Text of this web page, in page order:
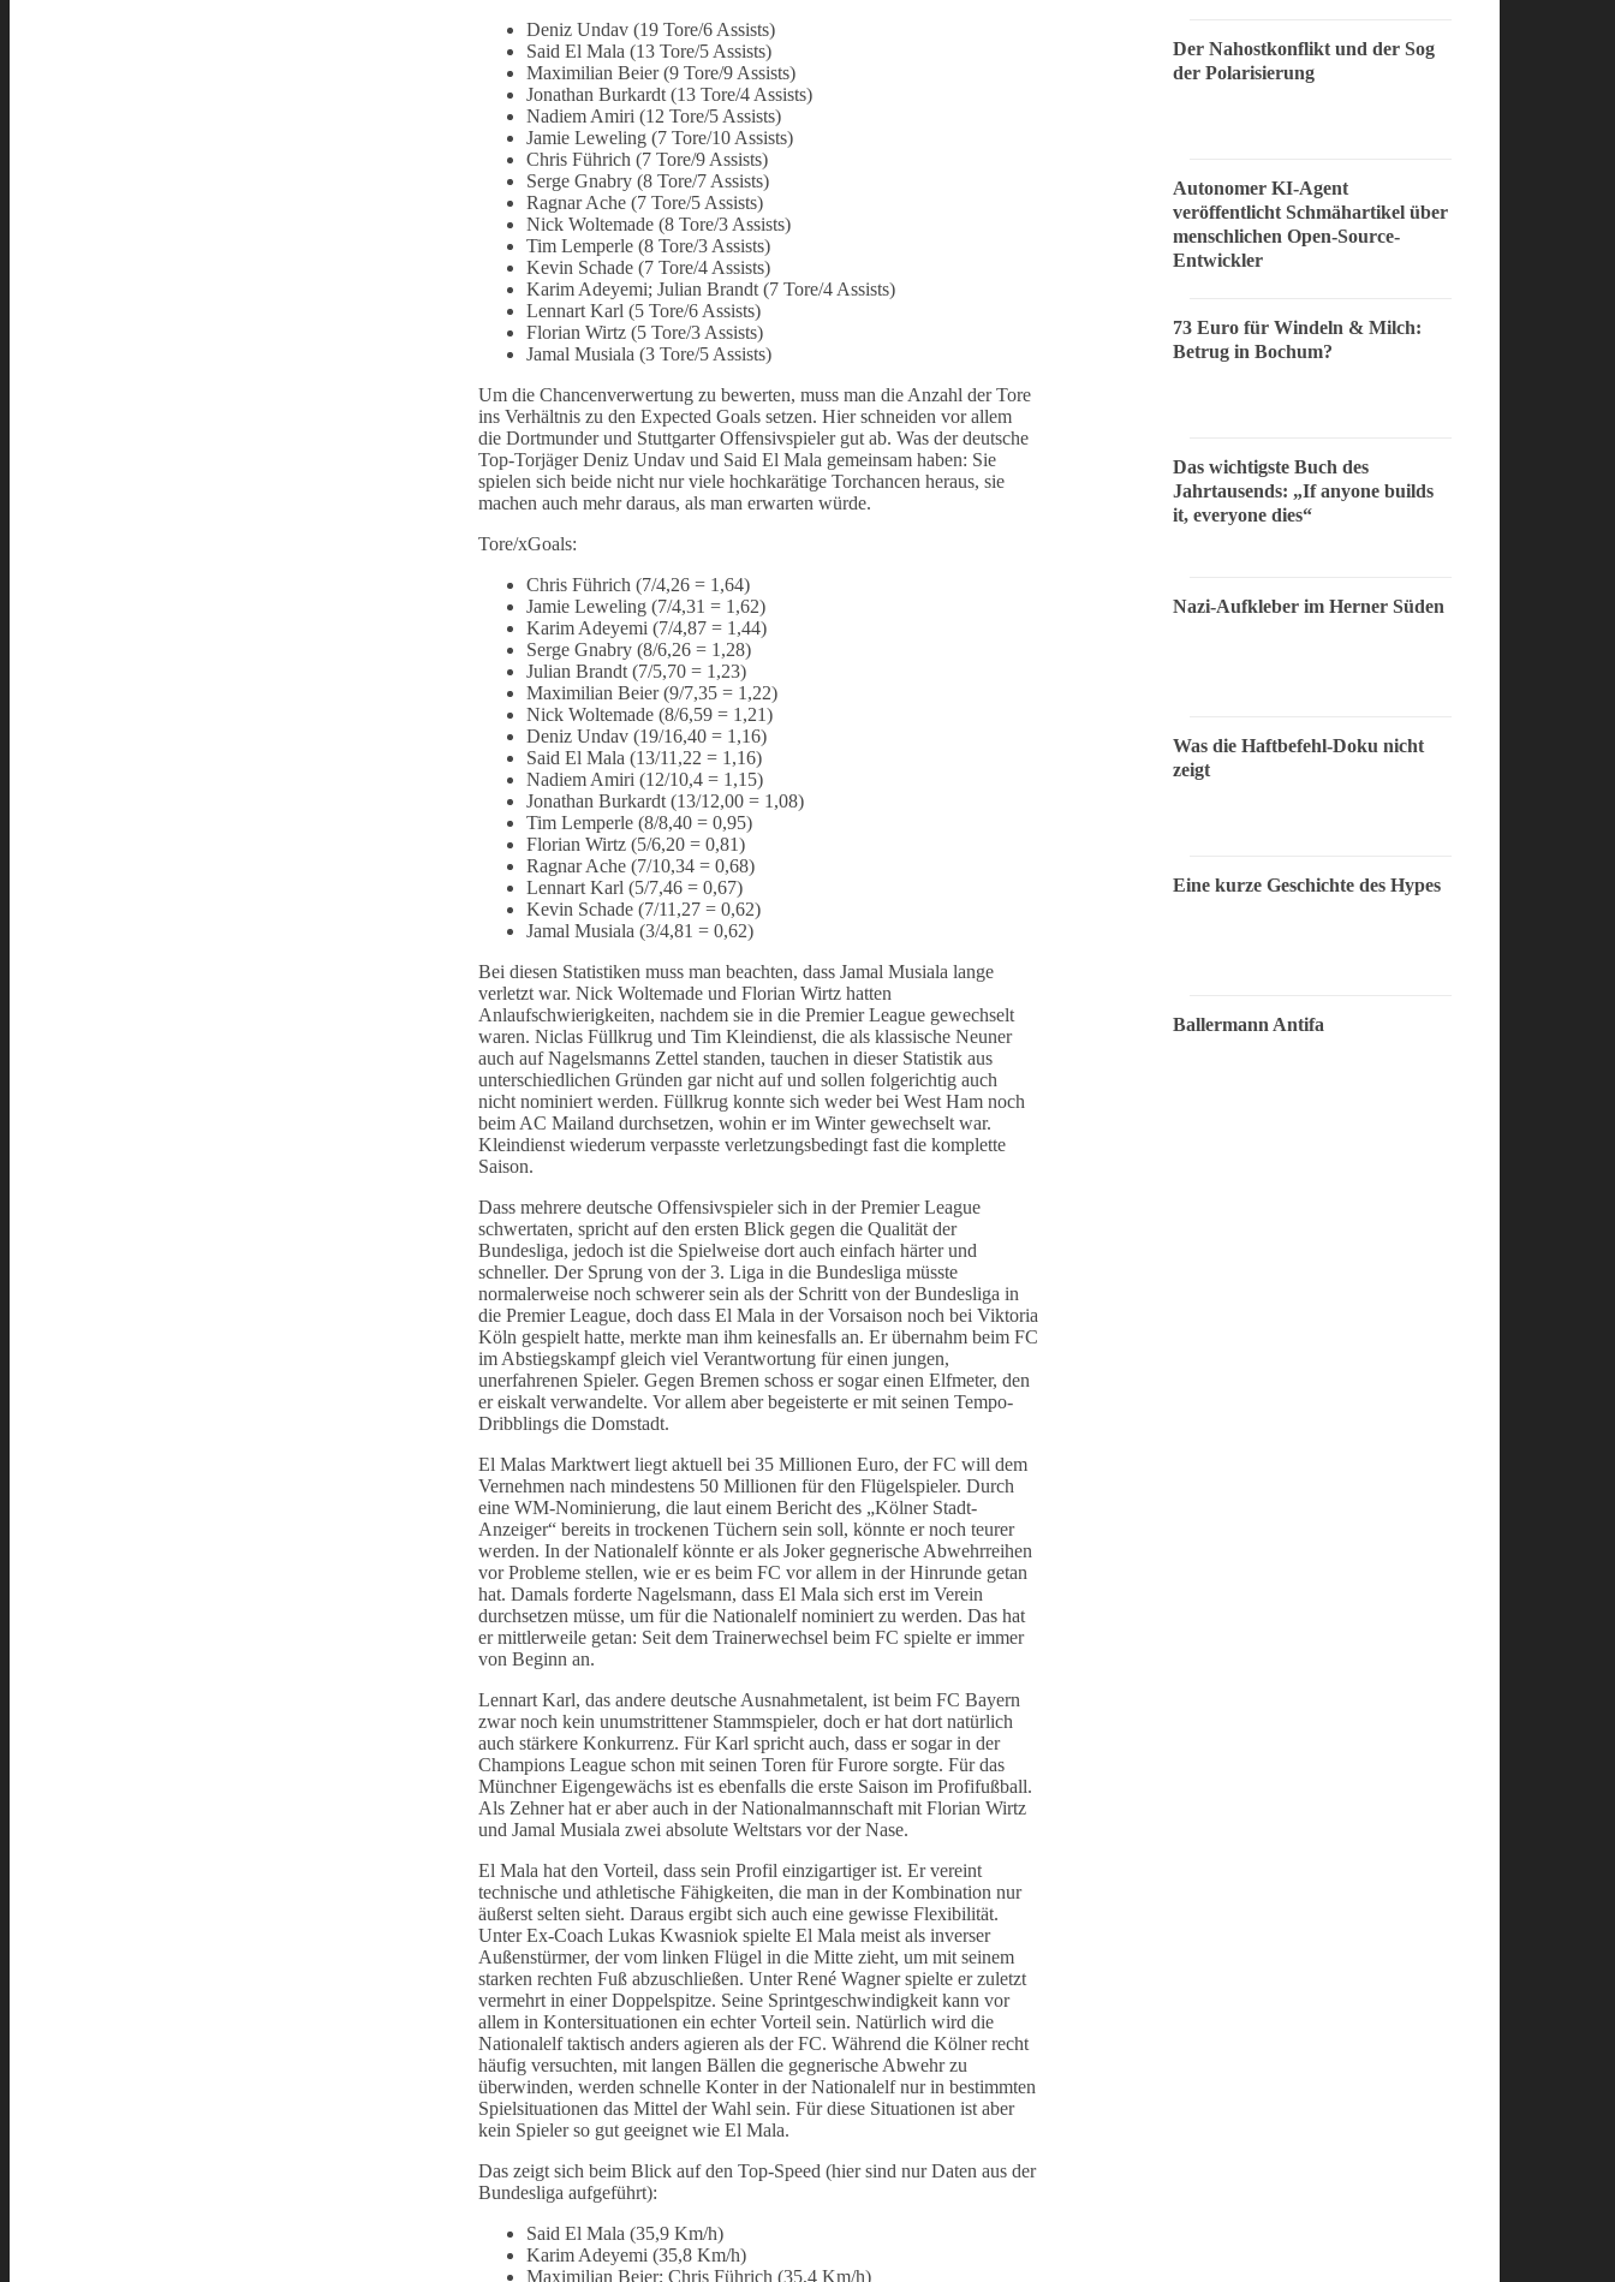
Deniz Undav (19 Tore/6 Assists)
Said El Mala (13 Tore/5 Assists)
Maximilian Beier (9 Tore/9 Assists)
Jonathan Burkardt (13 Tore/4 Assists)
Nadiem Amiri (12 Tore/5 Assists)
Jamie Leweling (7 Tore/10 Assists)
Chris Führich (7 Tore/9 Assists)
Serge Gnabry (8 Tore/7 Assists)
Ragnar Ache (7 Tore/5 Assists)
Nick Woltemade (8 Tore/3 Assists)
Tim Lemperle (8 Tore/3 Assists)
Kevin Schade (7 Tore/4 Assists)
Karim Adeyemi; Julian Brandt (7 Tore/4 Assists)
Lennart Karl (5 Tore/6 Assists)
Florian Wirtz (5 Tore/3 Assists)
Jamal Musiala (3 Tore/5 Assists)
Um die Chancenverwertung zu bewerten, muss man die Anzahl der Tore
ins Verhältnis zu den Expected Goals setzen. Hier schneiden vor allem
die Dortmunder und Stuttgarter Offensivspieler gut ab. Was der deutsche
Top-Torjäger Deniz Undav und Said El Mala gemeinsam haben: Sie
spielen sich beide nicht nur viele hochkarätige Torchancen heraus, sie
machen auch mehr daraus, als man erwarten würde.
Tore/xGoals:
Chris Führich (7/4,26 = 1,64)
Jamie Leweling (7/4,31 = 1,62)
Karim Adeyemi (7/4,87 = 1,44)
Serge Gnabry (8/6,26 = 1,28)
Julian Brandt (7/5,70 = 1,23)
Maximilian Beier (9/7,35 = 1,22)
Nick Woltemade (8/6,59 = 1,21)
Deniz Undav (19/16,40 = 1,16)
Said El Mala (13/11,22 = 1,16)
Nadiem Amiri (12/10,4 = 1,15)
Jonathan Burkardt (13/12,00 = 1,08)
Tim Lemperle (8/8,40 = 0,95)
Florian Wirtz (5/6,20 = 0,81)
Ragnar Ache (7/10,34 = 0,68)
Lennart Karl (5/7,46 = 0,67)
Kevin Schade (7/11,27 = 0,62)
Jamal Musiala (3/4,81 = 0,62)
Bei diesen Statistiken muss man beachten, dass Jamal Musiala lange
verletzt war. Nick Woltemade und Florian Wirtz hatten
Anlaufschwierigkeiten, nachdem sie in die Premier League gewechselt
waren. Niclas Füllkrug und Tim Kleindienst, die als klassische Neuner
auch auf Nagelsmanns Zettel standen, tauchen in dieser Statistik aus
unterschiedlichen Gründen gar nicht auf und sollen folgerichtig auch
nicht nominiert werden. Füllkrug konnte sich weder bei West Ham noch
beim AC Mailand durchsetzen, wohin er im Winter gewechselt war.
Kleindienst wiederum verpasste verletzungsbedingt fast die komplette
Saison.
Dass mehrere deutsche Offensivspieler sich in der Premier League
schwertaten, spricht auf den ersten Blick gegen die Qualität der
Bundesliga, jedoch ist die Spielweise dort auch einfach härter und
schneller. Der Sprung von der 3. Liga in die Bundesliga müsste
normalerweise noch schwerer sein als der Schritt von der Bundesliga in
die Premier League, doch dass El Mala in der Vorsaison noch bei Viktoria
Köln gespielt hatte, merkte man ihm keinesfalls an. Er übernahm beim FC
im Abstiegskampf gleich viel Verantwortung für einen jungen,
unerfahrenen Spieler. Gegen Bremen schoss er sogar einen Elfmeter, den
er eiskalt verwandelte. Vor allem aber begeisterte er mit seinen Tempo-
Dribblings die Domstadt.
El Malas Marktwert liegt aktuell bei 35 Millionen Euro, der FC will dem
Vernehmen nach mindestens 50 Millionen für den Flügelspieler. Durch
eine WM-Nominierung, die laut einem Bericht des „Kölner Stadt-
Anzeiger“ bereits in trockenen Tüchern sein soll, könnte er noch teurer
werden. In der Nationalelf könnte er als Joker gegnerische Abwehrreihen
vor Probleme stellen, wie er es beim FC vor allem in der Hinrunde getan
hat. Damals forderte Nagelsmann, dass El Mala sich erst im Verein
durchsetzen müsse, um für die Nationalelf nominiert zu werden. Das hat
er mittlerweile getan: Seit dem Trainerwechsel beim FC spielte er immer
von Beginn an.
Lennart Karl, das andere deutsche Ausnahmetalent, ist beim FC Bayern
zwar noch kein unumstrittener Stammspieler, doch er hat dort natürlich
auch stärkere Konkurrenz. Für Karl spricht auch, dass er sogar in der
Champions League schon mit seinen Toren für Furore sorgte. Für das
Münchner Eigengewächs ist es ebenfalls die erste Saison im Profifußball.
Als Zehner hat er aber auch in der Nationalmannschaft mit Florian Wirtz
und Jamal Musiala zwei absolute Weltstars vor der Nase.
El Mala hat den Vorteil, dass sein Profil einzigartiger ist. Er vereint
technische und athletische Fähigkeiten, die man in der Kombination nur
äußerst selten sieht. Daraus ergibt sich auch eine gewisse Flexibilität.
Unter Ex-Coach Lukas Kwasniok spielte El Mala meist als inverser
Außenstürmer, der vom linken Flügel in die Mitte zieht, um mit seinem
starken rechten Fuß abzuschließen. Unter René Wagner spielte er zuletzt
vermehrt in einer Doppelspitze. Seine Sprintgeschwindigkeit kann vor
allem in Kontersituationen ein echter Vorteil sein. Natürlich wird die
Nationalelf taktisch anders agieren als der FC. Während die Kölner recht
häufig versuchten, mit langen Bällen die gegnerische Abwehr zu
überwinden, werden schnelle Konter in der Nationalelf nur in bestimmten
Spielsituationen das Mittel der Wahl sein. Für diese Situationen ist aber
kein Spieler so gut geeignet wie El Mala.
Das zeigt sich beim Blick auf den Top-Speed (hier sind nur Daten aus der
Bundesliga aufgeführt):
Said El Mala (35,9 Km/h)
Karim Adeyemi (35,8 Km/h)
Maximilian Beier; Chris Führich (35,4 Km/h)
Der Nahostkonflikt und der Sog
der Polarisierung
Autonomer KI-Agent
veröffentlicht Schmähartikel über
menschlichen Open-Source-
Entwickler
73 Euro für Windeln & Milch:
Betrug in Bochum?
Das wichtigste Buch des
Jahrtausends: „If anyone builds
it, everyone dies“
Nazi-Aufkleber im Herner Süden
Was die Haftbefehl-Doku nicht
zeigt
Eine kurze Geschichte des Hypes
Ballermann Antifa